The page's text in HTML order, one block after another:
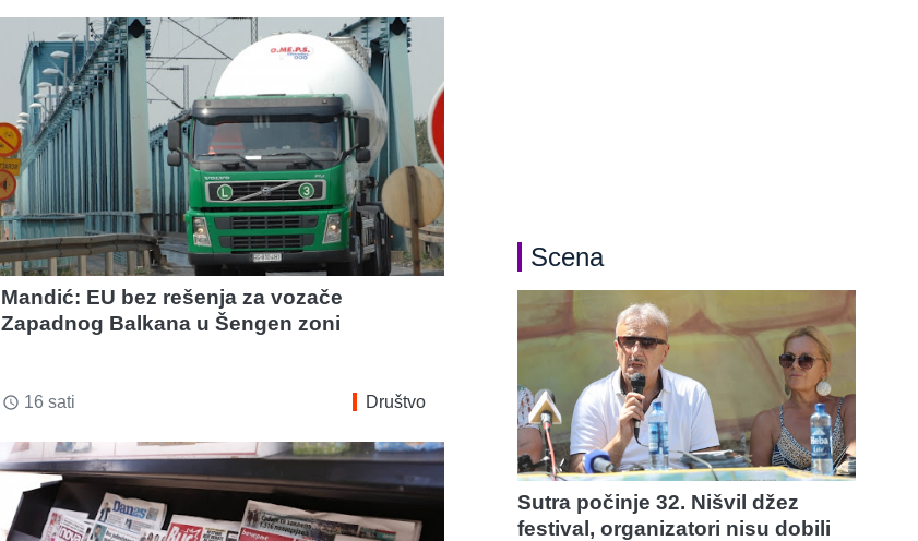
Mandić: EU bez rešenja za vozače
Zapadnog Balkana u Šengen zoni
access_time 16 sati Društvo
Scena
Sutra počinje 32. Nišvil džez
festival, organizatori nisu dobili